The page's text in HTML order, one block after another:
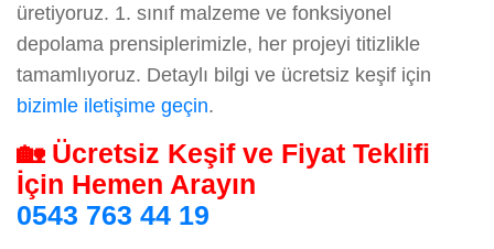
üretiyoruz. 1. sınıf malzeme ve fonksiyonel
depolama prensiplerimizle, her projeyi titizlikle
tamamlıyoruz. Detaylı bilgi ve ücretsiz keşif için
bizimle iletişime geçin.
🏡 Ücretsiz Keşif ve Fiyat Teklifi
İçin Hemen Arayın
0543 763 44 19